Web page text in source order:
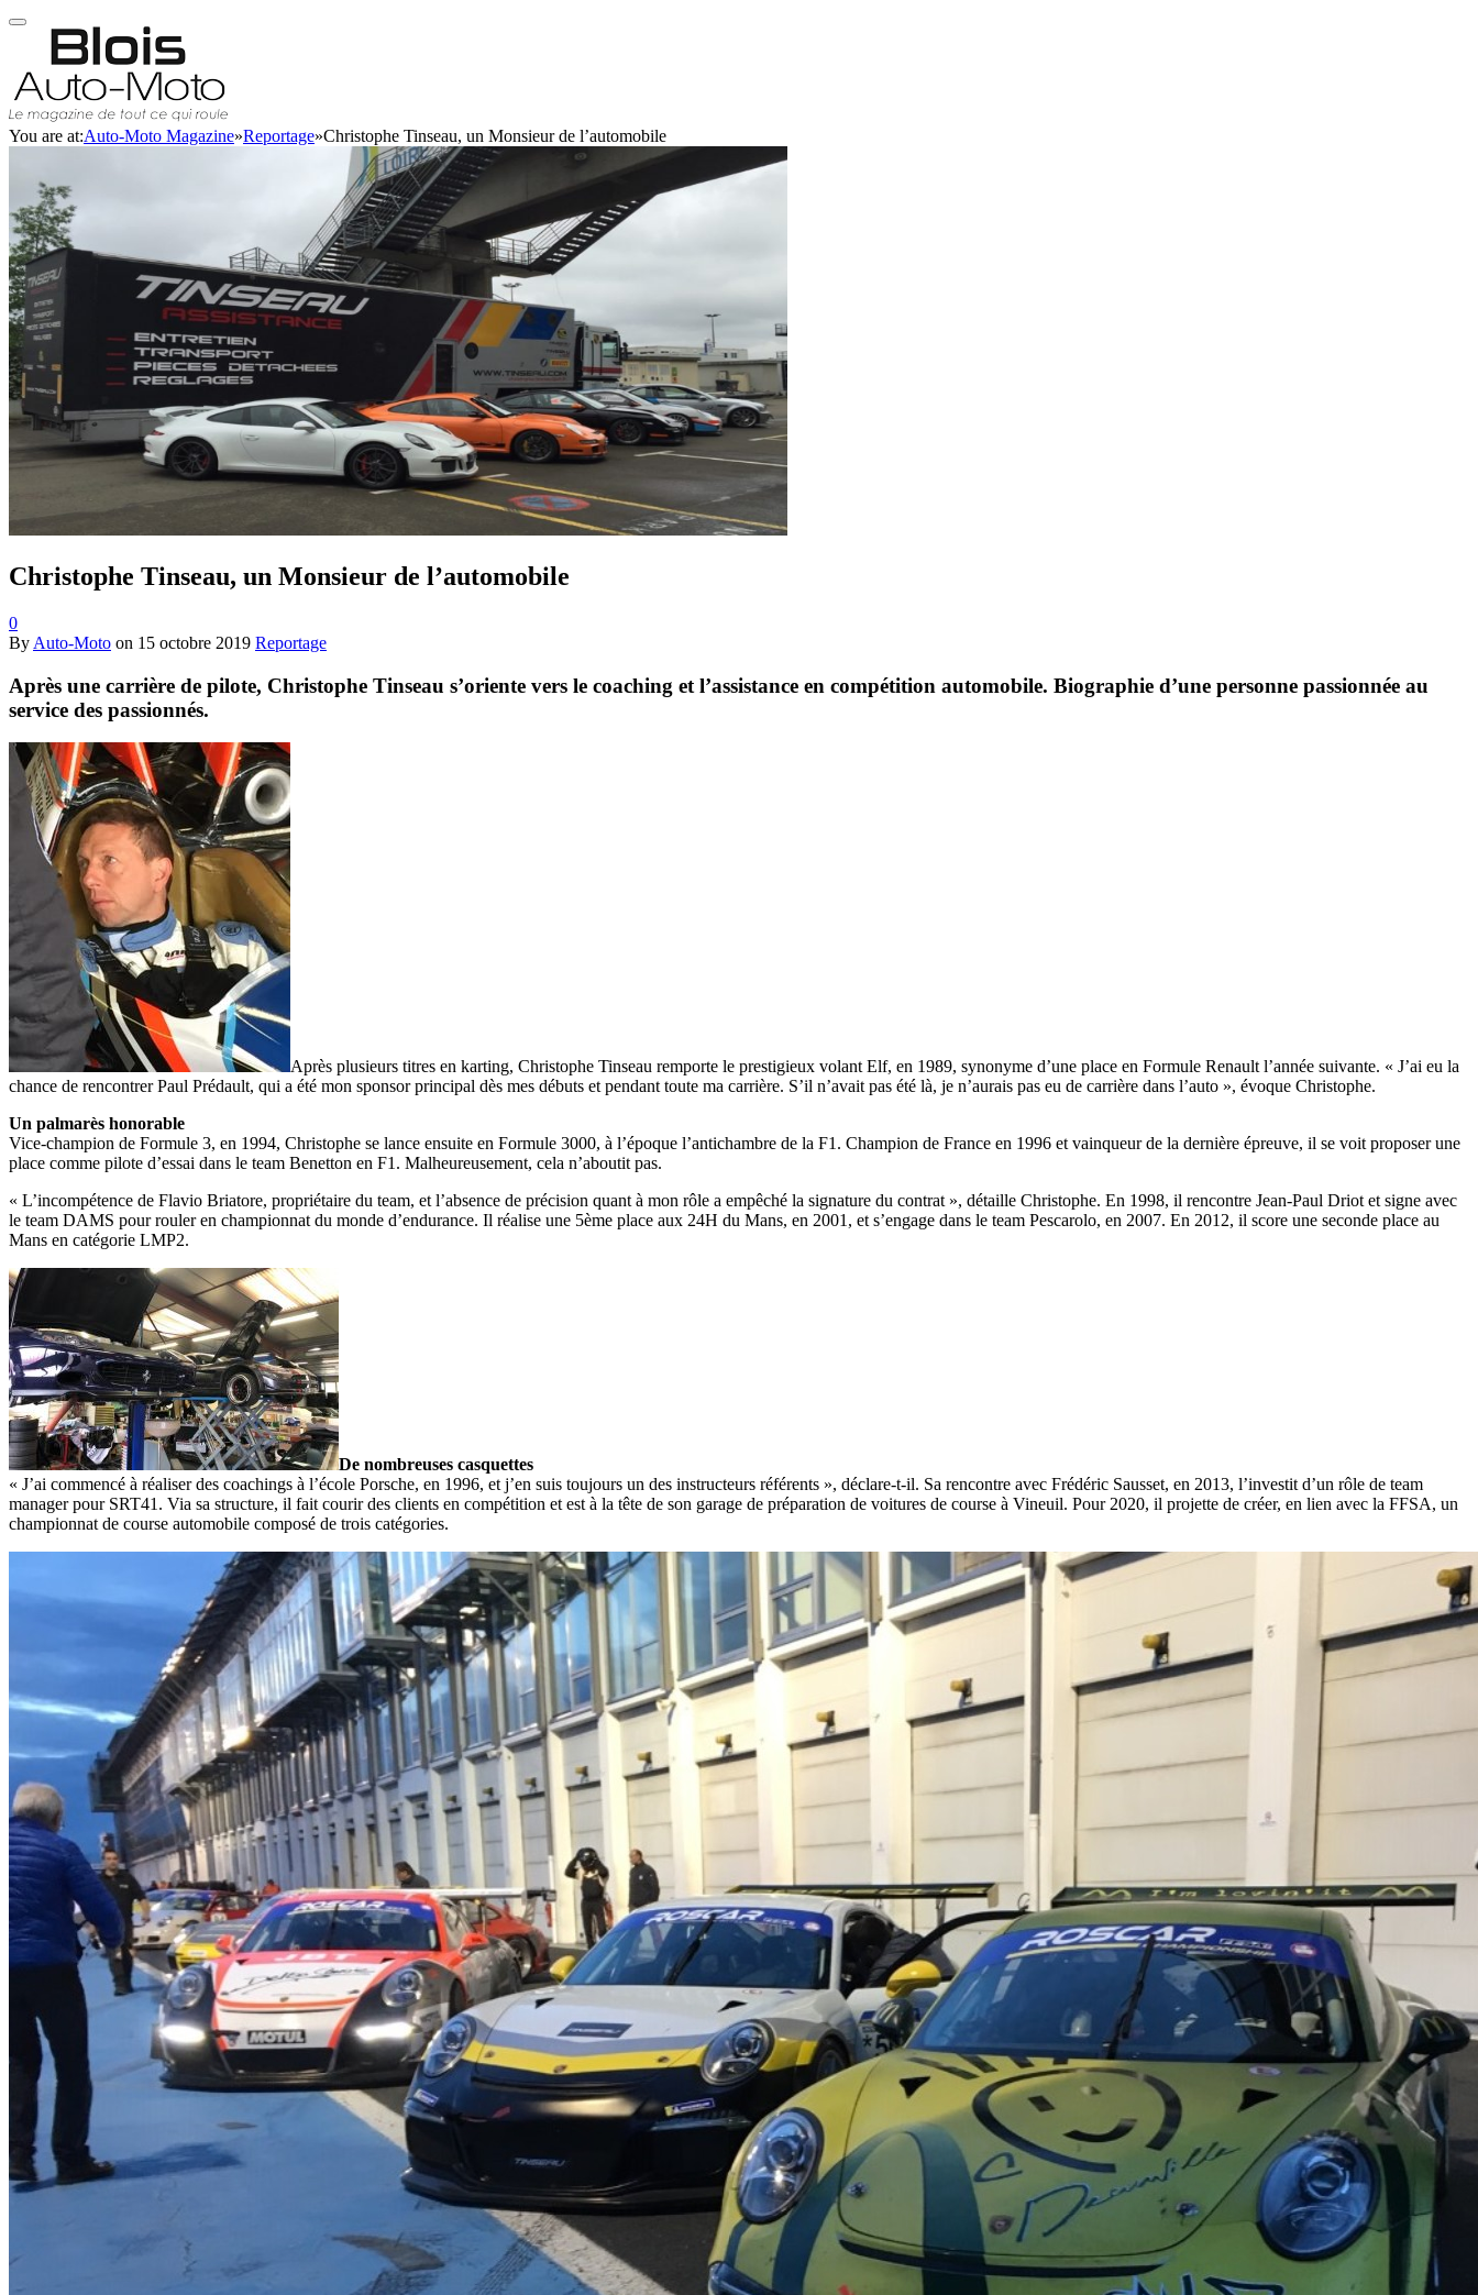
You are at:Auto-Moto Magazine»Reportage»Christophe Tinseau, un Monsieur de l’automobile
Christophe Tinseau, un Monsieur de l’automobile
0
By Auto-Moto on 15 octobre 2019 Reportage
Après une carrière de pilote, Christophe Tinseau s’oriente vers le coaching et l’assistance en compétition automobile. Biographie d’une personne passionnée au
service des passionnés.
Après plusieurs titres en karting, Christophe Tinseau remporte le prestigieux volant Elf, en 1989, synonyme d’une place en Formule Renault l’année suivante. « J’ai eu la
chance de rencontrer Paul Prédault, qui a été mon sponsor principal dès mes débuts et pendant toute ma carrière. S’il n’avait pas été là, je n’aurais pas eu de carrière dans l’auto », évoque Christophe.
Un palmarès honorable
Vice-champion de Formule 3, en 1994, Christophe se lance ensuite en Formule 3000, à l’époque l’antichambre de la F1. Champion de France en 1996 et vainqueur de la dernière épreuve, il se voit proposer une
place comme pilote d’essai dans le team Benetton en F1. Malheureusement, cela n’aboutit pas.
« L’incompétence de Flavio Briatore, propriétaire du team, et l’absence de précision quant à mon rôle a empêché la signature du contrat », détaille Christophe. En 1998, il rencontre Jean-Paul Driot et signe avec
le team DAMS pour rouler en championnat du monde d’endurance. Il réalise une 5ème place aux 24H du Mans, en 2001, et s’engage dans le team Pescarolo, en 2007. En 2012, il score une seconde place au
Mans en catégorie LMP2.
De nombreuses casquettes
« J’ai commencé à réaliser des coachings à l’école Porsche, en 1996, et j’en suis toujours un des instructeurs référents », déclare-t-il. Sa rencontre avec Frédéric Sausset, en 2013, l’investit d’un rôle de team
manager pour SRT41. Via sa structure, il fait courir des clients en compétition et est à la tête de son garage de préparation de voitures de course à Vineuil. Pour 2020, il projette de créer, en lien avec la FFSA, un
championnat de course automobile composé de trois catégories.